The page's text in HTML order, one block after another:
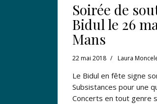
Soirée de
Bidul le 26
Mans
22 mai 2018 Laura
Le Bidul en fête signe
Subsistances pour une
Concerts en tout genre